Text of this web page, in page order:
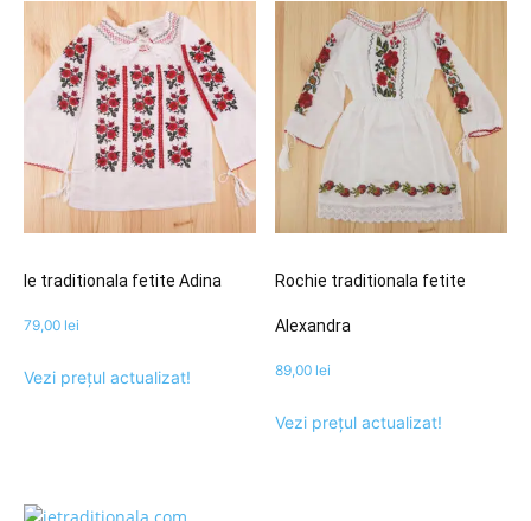
Ie traditionala fetite Adina
79,00 lei
Vezi prețul actualizat!
Rochie traditionala fetite
Alexandra
89,00 lei
Vezi prețul actualizat!